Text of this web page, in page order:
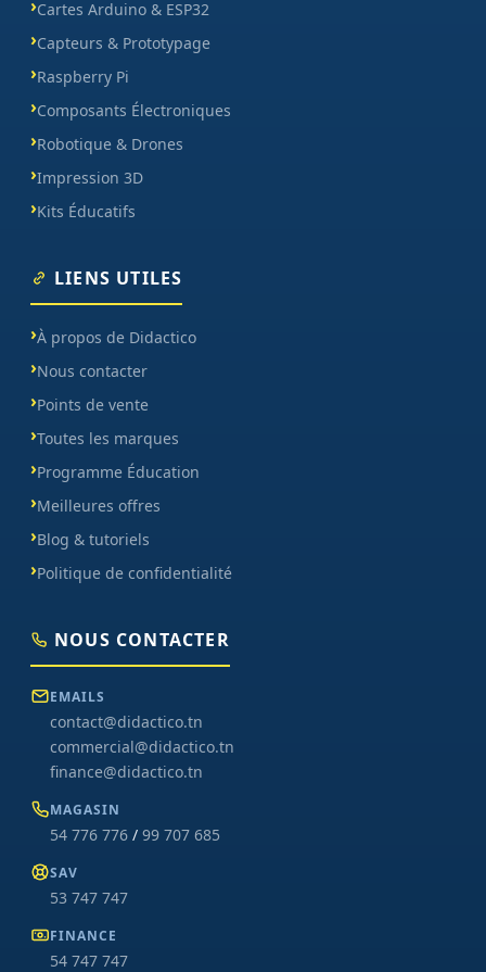
Cartes Arduino & ESP32
Capteurs & Prototypage
Raspberry Pi
Composants Électroniques
Robotique & Drones
Impression 3D
Kits Éducatifs
LIENS UTILES
À propos de Didactico
Nous contacter
Points de vente
Toutes les marques
Programme Éducation
Meilleures offres
Blog & tutoriels
Politique de confidentialité
NOUS CONTACTER
EMAILS
contact@didactico.tn
commercial@didactico.tn
finance@didactico.tn
MAGASIN
54 776 776 / 99 707 685
SAV
53 747 747
FINANCE
54 747 747